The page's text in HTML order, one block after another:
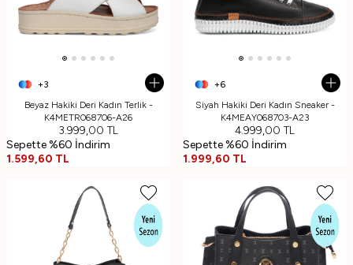
+3
Beyaz Hakiki Deri Kadın Terlik -
K4METR068706-A26
3.999,00 TL
Sepette %60 İndirim
1.599,60 TL
+6
Siyah Hakiki Deri Kadın Sneaker -
K4MEAY068703-A23
4.999,00 TL
Sepette %60 İndirim
1.999,60 TL